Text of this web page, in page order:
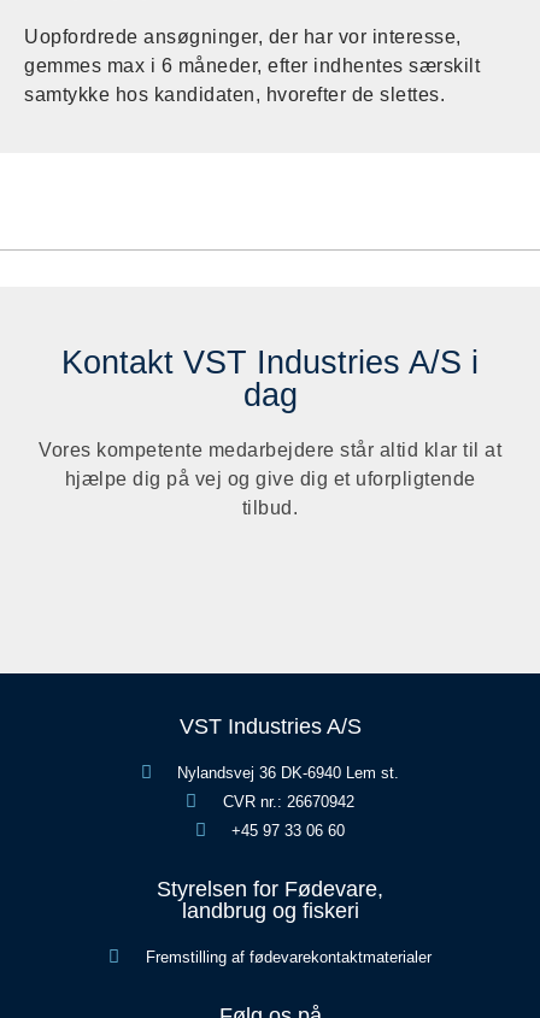
Uopfordrede ansøgninger, der har vor interesse,
gemmes max i 6 måneder, efter indhentes særskilt
samtykke hos kandidaten, hvorefter de slettes.
Kontakt VST Industries A/S i
dag
Vores kompetente medarbejdere står altid klar til at
hjælpe dig på vej og give dig et uforpligtende
tilbud.
VST Industries A/S
Nylandsvej 36 DK-6940 Lem st.
CVR nr.: 26670942
+45 97 33 06 60
Styrelsen for Fødevare,
landbrug og fiskeri
Fremstilling af fødevarekontaktmaterialer